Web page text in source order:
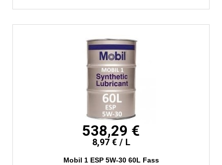
538,29 €
8,97 € / L
Mobil 1 ESP 5W-30 60L Fass